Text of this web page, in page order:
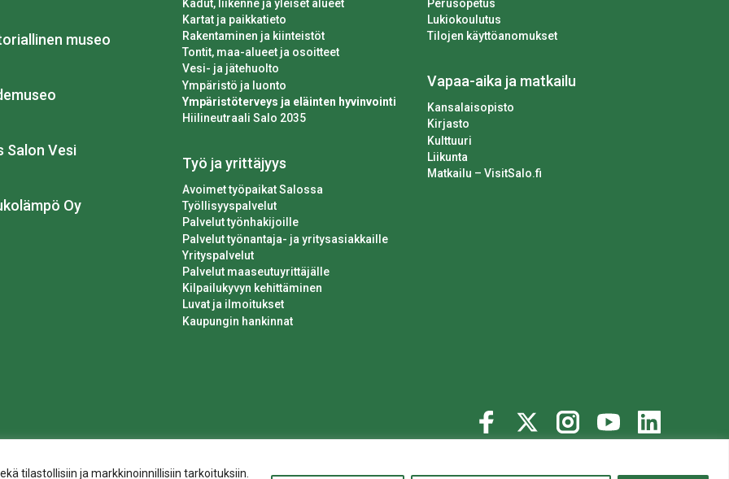
tilastollisiin ja markkinoinnillisiin tarkoituksiin.
museo
Salon Vesi
Oy
Kadut, liikenne ja yleiset alueet
Kartat ja paikkatieto
Rakentaminen ja kiinteistöt
Tontit, maa-alueet ja osoitteet
Vesi- ja jätehuolto
Ympäristö ja luonto
Ympäristöterveys ja eläinten hyvinvointi
Hiilineutraali Salo 2035
Työ ja yrittäjyys
Avoimet työpaikat Salossa
Työllisyyspalvelut
Palvelut työnhakijoille
Palvelut työnantaja- ja yritysasiakkaille
Yrityspalvelut
Palvelut maaseutuyrittäjälle
Kilpailukyvyn kehittäminen
Luvat ja ilmoitukset
Kaupungin hankinnat
Perusopetus
Lukiokoulutus
Tilojen käyttöanomukset
Vapaa-aika ja matkailu
Kansalaisopisto
Kirjasto
Kulttuuri
Liikunta
Matkailu – VisitSalo.fi